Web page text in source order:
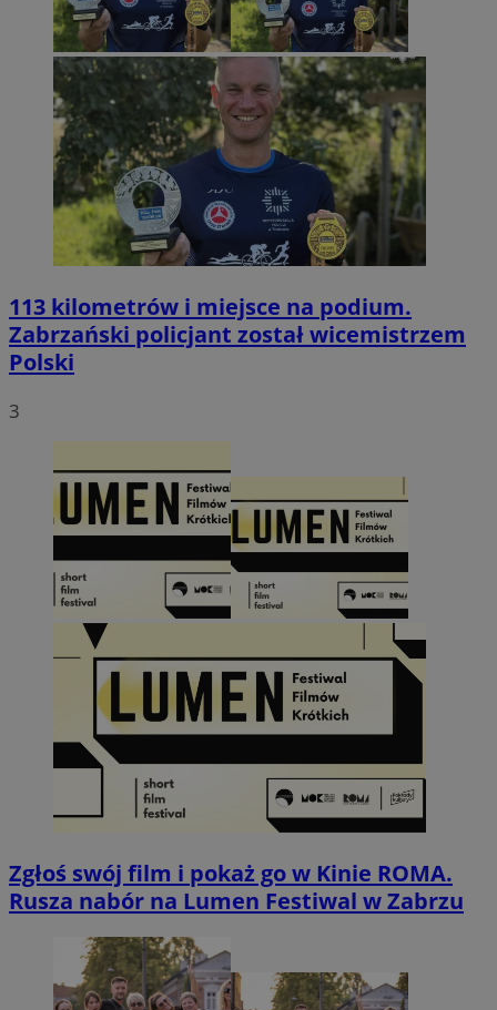
113 kilometrów i miejsce na podium.
Zabrzański policjant został wicemistrzem
Polski
3
Zgłoś swój film i pokaż go w Kinie ROMA.
Rusza nabór na Lumen Festiwal w Zabrzu